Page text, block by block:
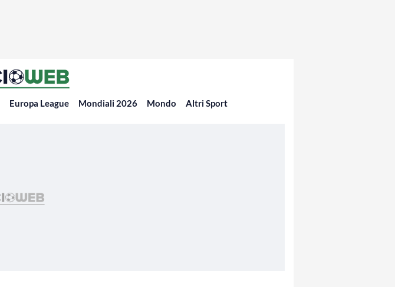
Europa League Mondiali 2026 Mondo Altri Sport